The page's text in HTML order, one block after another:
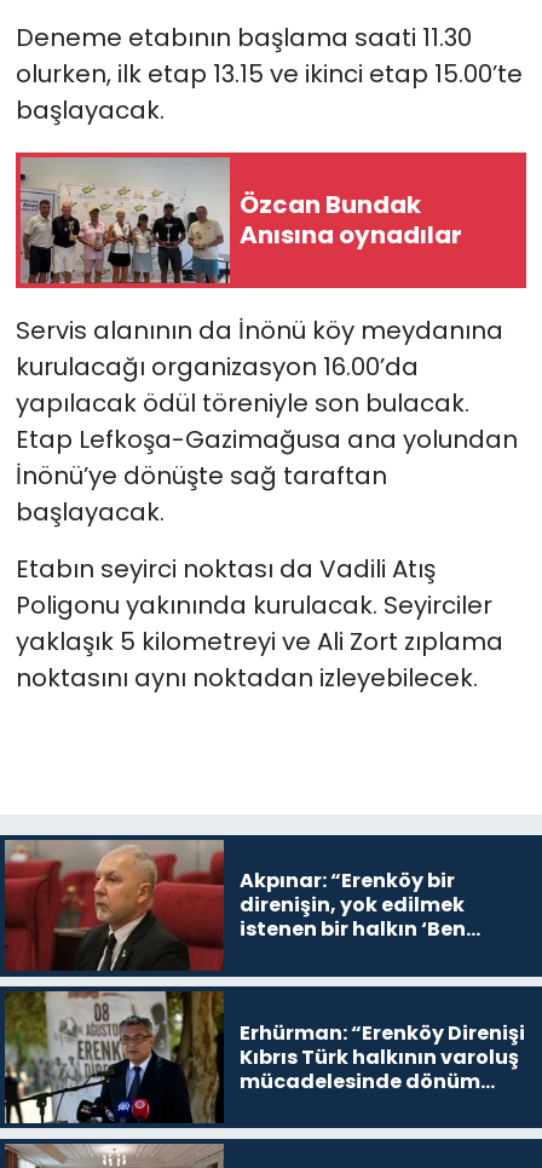
Deneme etabının başlama saati 11.30
olurken, ilk etap 13.15 ve ikinci etap 15.00’te
başlayacak.
Özcan Bundak
Anısına oynadılar
Servis alanının da İnönü köy meydanına
kurulacağı organizasyon 16.00’da
yapılacak ödül töreniyle son bulacak.
Etap Lefkoşa-Gazimağusa ana yolundan
İnönü’ye dönüşte sağ taraftan
başlayacak.
Etabın seyirci noktası da Vadili Atış
Poligonu yakınında kurulacak. Seyirciler
yaklaşık 5 kilometreyi ve Ali Zort zıplama
noktasını aynı noktadan izleyebilecek.
Akpınar: “Erenköy bir
direnişin, yok edilmek
istenen bir halkın ‘Ben
devam edeceğim’ dediği
Erhürman: “Erenköy Direnişi
Kıbrıs Türk halkının varoluş
mücadelesinde dönüm